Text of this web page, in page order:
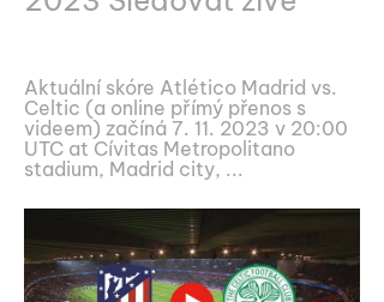
Aktuální skóre Atlético Madrid vs.
Celtic (a online přímý přenos s
videem) začíná 7. 11. 2023 v 20:00
UTC at Cívitas Metropolitano
stadium, Madrid city, ...